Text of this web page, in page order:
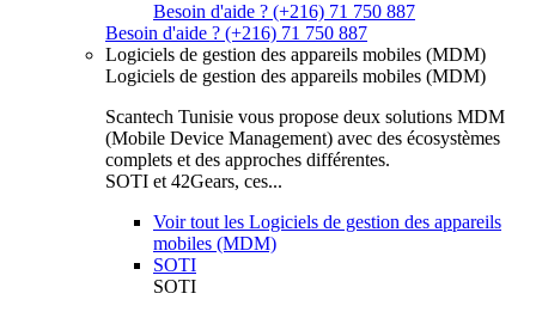
Besoin d'aide ? (+216) 71 750 887
Besoin d'aide ? (+216) 71 750 887
Logiciels de gestion des appareils mobiles (MDM)
Logiciels de gestion des appareils mobiles (MDM)
Scantech Tunisie vous propose deux solutions MDM
(Mobile Device Management) avec des écosystèmes
complets et des approches différentes.
SOTI et 42Gears, ces...
Voir tout les Logiciels de gestion des appareils
mobiles (MDM)
SOTI
SOTI